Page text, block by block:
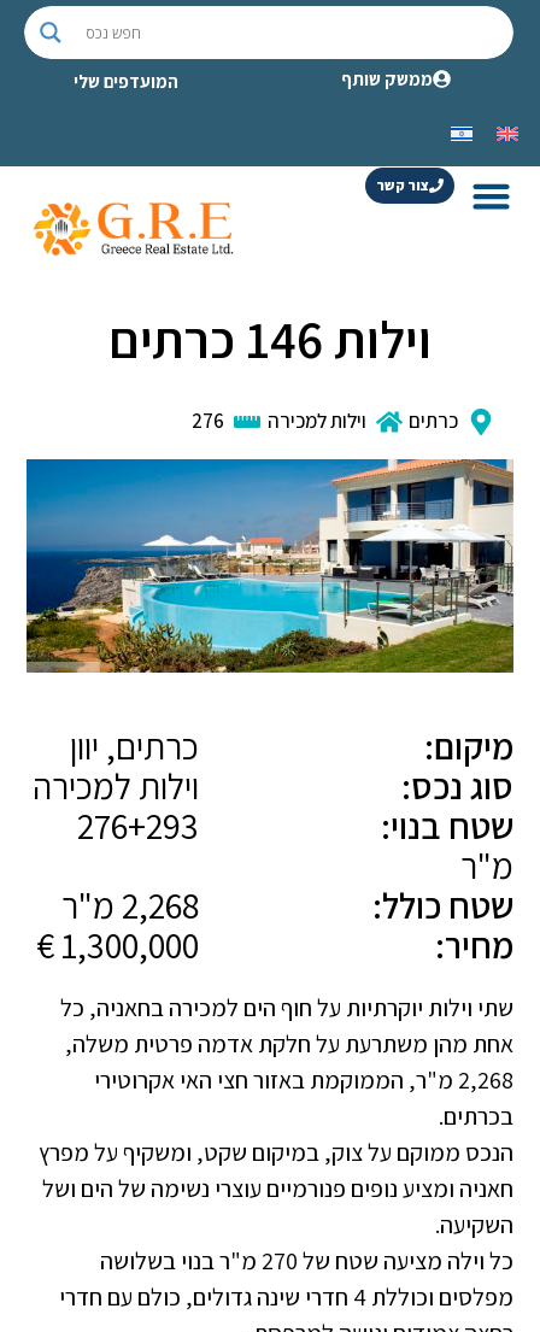
ממשק שותף המועדפים שלי
צור קשר
וילות 146 כרתים
כרתים וילות למכירה 276
מיקום:
כרתים, יוון
סוג נכס:
וילות למכירה
שטח בנוי:
276+293
מ"ר
שטח כולל:
2,268 מ"ר
מחיר:
שתי וילות יוקרתיות על חוף הים למכירה בחאניה, כל
אחת מהן משתרעת על חלקת אדמה פרטית משלה,
2,268 מ"ר, הממוקמת באזור חצי האי אקרוטירי
בכרתים.
הנכס ממוקם על צוק, במיקום שקט, ומשקיף על מפרץ
חאניה ומציע נופים פנורמיים עוצרי נשימה של הים ושל
השקיעה.
כל וילה מציעה שטח של 270 מ"ר בנוי בשלושה
מפלסים וכוללת 4 חדרי שינה גדולים, כולם עם חדרי